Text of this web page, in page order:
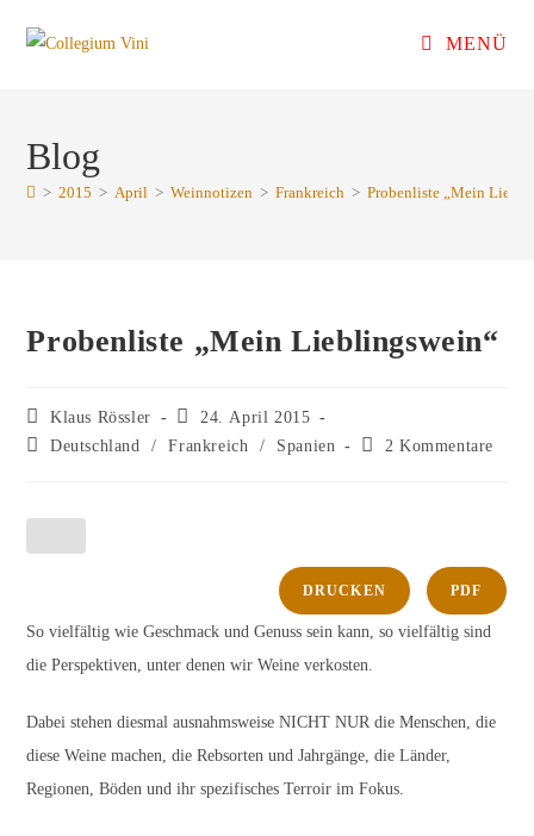
Inhalt
MENÜ
Blog
> 2015 > April > Weinnotizen > Frankreich > Probenliste „Mein
Probenliste „Mein Lieblingswein“
Beitrags-
Autor:
Klaus Rössler
Beitrag
veröffentlicht:
24. April 2015
Beitrags-
Deutschland / Frankreich / Spanien
Beitrags-
2 Kommentare
DRUCKEN PDF
So vielfältig wie Geschmack und Genuss sein kann, so vielfältig sind
die Perspektiven, unter denen wir Weine verkosten.
Dabei stehen diesmal ausnahmsweise NICHT NUR die Menschen, die
diese Weine machen, die Rebsorten und Jahrgänge, die Länder,
Regionen, Böden und ihr spezifisches Terroir im Fokus.